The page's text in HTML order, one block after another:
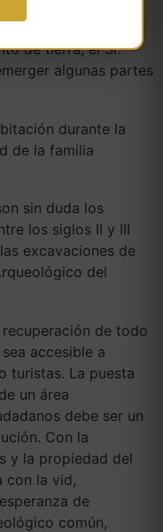
de tierra, el Sr.
algunas partes
durante la
de la familia
sin duda los
los siglos II y III
excavaciones de
del
de todo
accesible a
turistas. La puesta
un área
debe ser un
Con la
y la propiedad del
con la vid,
de
común,